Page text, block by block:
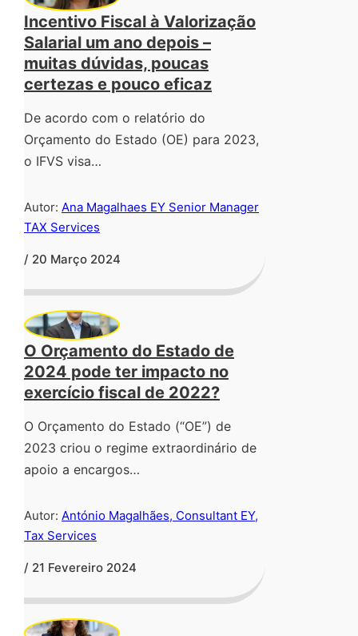
Incentivo Fiscal à Valorização
Salarial um ano depois –
muitas dúvidas, poucas
certezas e pouco eficaz
De acordo com o relatório do
Orçamento do Estado (OE) para 2023,
o IFVS visa…
Autor: Ana Magalhaes EY Senior Manager
TAX Services
/ 20 Março 2024
O Orçamento do Estado de
2024 pode ter impacto no
exercício fiscal de 2022?
O Orçamento do Estado (“OE”) de
2023 criou o regime extraordinário de
apoio a encargos…
Autor: António Magalhães, Consultant EY,
Tax Services
/ 21 Fevereiro 2024